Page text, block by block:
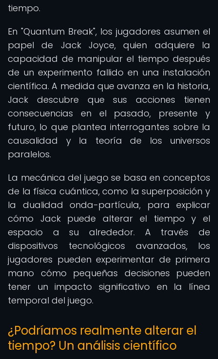
tiempo.
En "Quantum Break", los jugadores asumen el
papel de Jack Joyce, quien adquiere la
capacidad de manipular el tiempo después
de un experimento fallido en una instalación
científica. A medida que avanza en la historia,
Jack descubre que sus acciones tienen
consecuencias en el pasado, presente y
futuro, lo que plantea interrogantes sobre la
causalidad y la teoría de los universos
paralelos.
La mecánica del juego se basa en conceptos
de la física cuántica, como la superposición y
la dualidad onda-partícula, para explicar
cómo Jack puede alterar el tiempo y el
espacio a su alrededor. A través de
dispositivos tecnológicos avanzados, los
jugadores pueden experimentar de primera
mano cómo pequeñas decisiones pueden
tener un impacto significativo en la línea
temporal del juego.
¿Podríamos realmente alterar el
tiempo? Un análisis científico